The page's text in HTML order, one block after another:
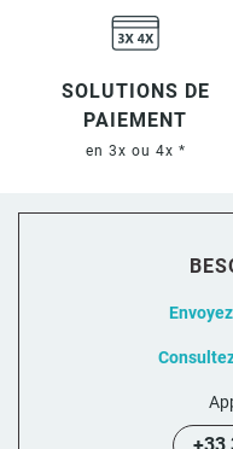
SOLUTIONS DE
PAIEMENT
en 3x ou 4x *
+33